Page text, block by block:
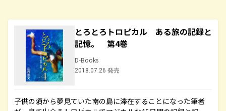
とろとろトロピカル ある旅の記録と
記憶。 第4巻
D-Books
2018.07.26 発売
子供の頃から夢見ていた南の島に滞在することになった筆者